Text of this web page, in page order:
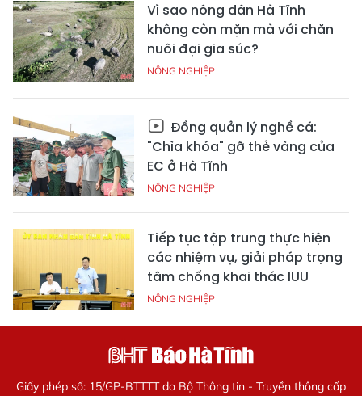
Vì sao nông dân Hà Tĩnh
không còn mặn mà với chăn
nuôi đại gia súc?
NÔNG NGHIỆP
Đồng quản lý nghề cá:
"Chìa khóa" gỡ thẻ vàng của
EC ở Hà Tĩnh
NÔNG NGHIỆP
Tiếp tục tập trung thực hiện
các nhiệm vụ, giải pháp trọng
tâm chống khai thác IUU
NÔNG NGHIỆP
Giấy phép số: 15/GP-BTTTT do Bộ Thông tin - Truyền thông cấp